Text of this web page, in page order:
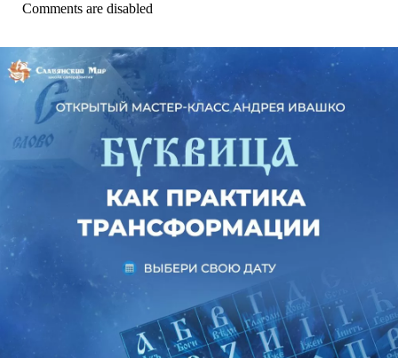
Comments are disabled